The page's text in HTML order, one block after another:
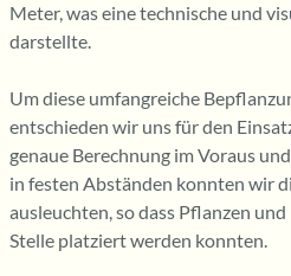
Meter, was eine technische und
darstellte.
Um diese umfangreiche
entschieden wir uns für den
genaue Berechnung im Voraus
in festen Abständen konnten wir
ausleuchten, so dass Pflanzen
Stelle platziert werden konnten.